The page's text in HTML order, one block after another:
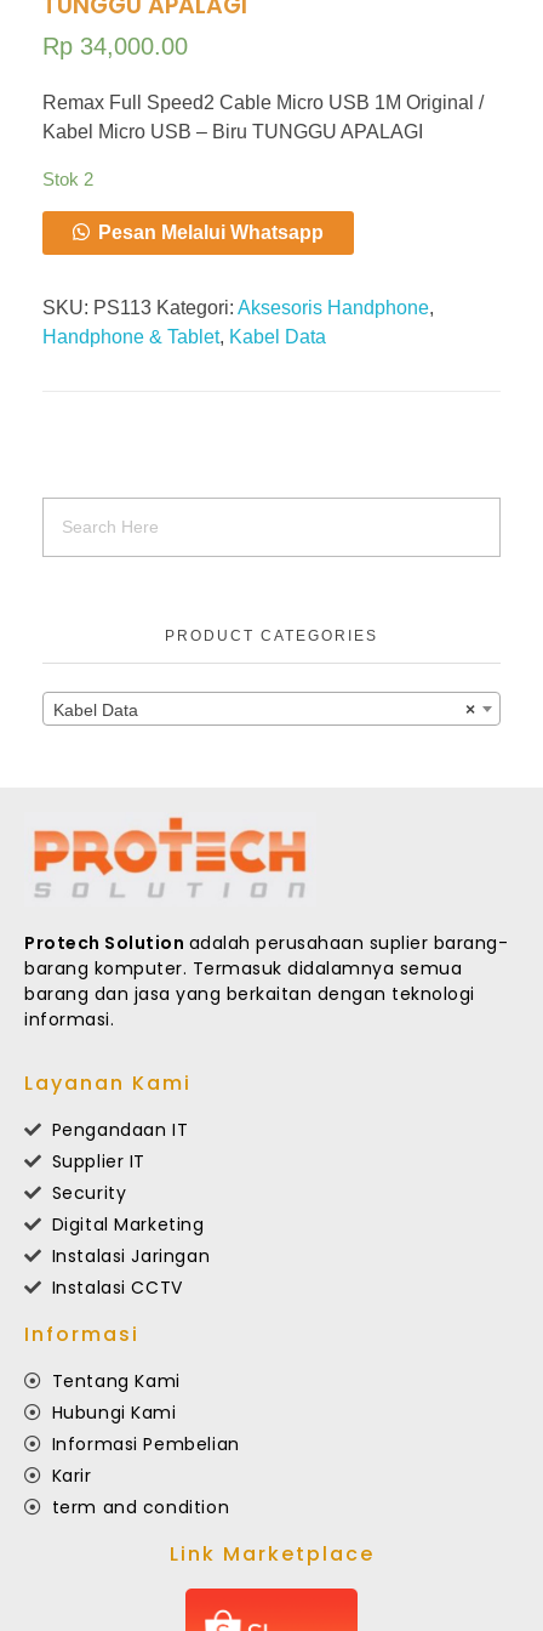
Rp 34,000.00
Remax Full Speed2 Cable Micro USB 1M Original /
Kabel Micro USB – Biru TUNGGU APALAGI
Stok 2
Pesan Melalui Whatsapp
SKU: PS113 Kategori: Aksesoris Handphone,
Handphone & Tablet, Kabel Data
PRODUCT CATEGORIES
×
Kabel Data
Protech Solution adalah perusahaan suplier barang-
barang komputer. Termasuk didalamnya semua
barang dan jasa yang berkaitan dengan teknologi
informasi.
Layanan Kami
Pengandaan IT
Supplier IT
Security
Digital Marketing
Instalasi Jaringan
Instalasi CCTV
Informasi
Tentang Kami
Hubungi Kami
Informasi Pembelian
Karir
term and condition
Link Marketplace